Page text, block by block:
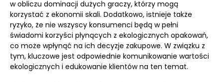
w obliczu dominacji dużych graczy, którzy mogą
korzystać z ekonomii skali. Dodatkowo, istnieje także
ryzyko, że nie wszyscy konsumenci będą w pełni
świadomi korzyści płynących z ekologicznych opakowań,
co może wpłynąć na ich decyzje zakupowe. W związku z
tym, kluczowe jest odpowiednie komunikowanie wartości
ekologicznych i edukowanie klientów na ten temat.